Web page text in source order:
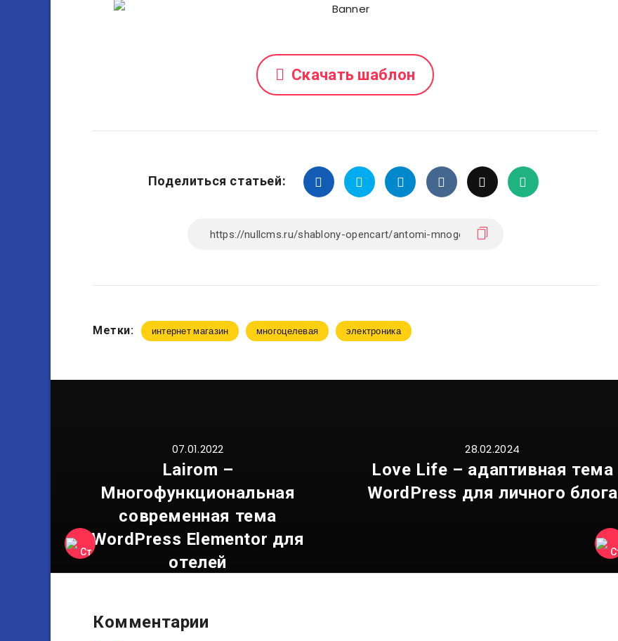
Скачать шаблон
Поделиться статьей:
Метки: интернет магазин многоцелевая электроника
07.01.2022
Lairom –
Многофункциональная
современная тема
WordPress Elementor для
отелей
28.02.2024
Love Life – адаптивная тема
WordPress для личного блога
Комментарии